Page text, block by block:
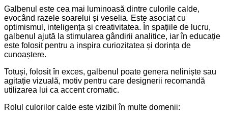
Galbenul este cea mai luminoasă dintre culorile calde,
evocând razele soarelui și veselia. Este asociat cu
optimismul, inteligența și creativitatea. În spațiile de lucru,
galbenul ajută la stimularea gândirii analitice, iar în educație
este folosit pentru a inspira curiozitatea și dorința de
cunoaștere.
Totuși, folosit în exces, galbenul poate genera neliniște sau
agitație vizuală, motiv pentru care designerii recomandă
utilizarea lui ca accent cromatic.
Rolul culorilor calde este vizibil în multe domenii: